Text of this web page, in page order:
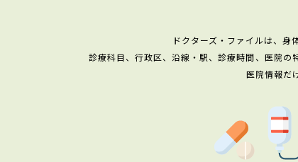
ドクターズ・ファイルは、身
診療科目、行政区、沿線・駅、診療時間、医院の
医院情報だ